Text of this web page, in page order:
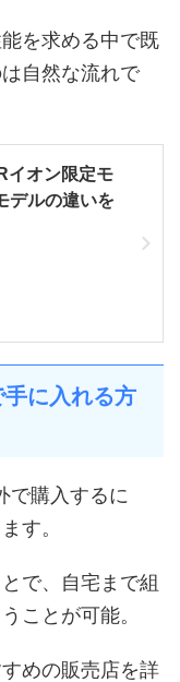
を求める中で既
自然な流れで
イオン限定モ
デルの違いを
に入れる方
で購入するに
す。
で、自宅まで組
ことが可能。
めの販売店を詳